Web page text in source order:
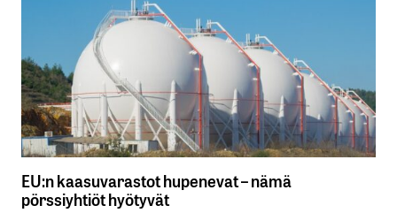
EU:n kaasuvarastot hupenevat – nämä
pörssiyhtiöt hyötyvät